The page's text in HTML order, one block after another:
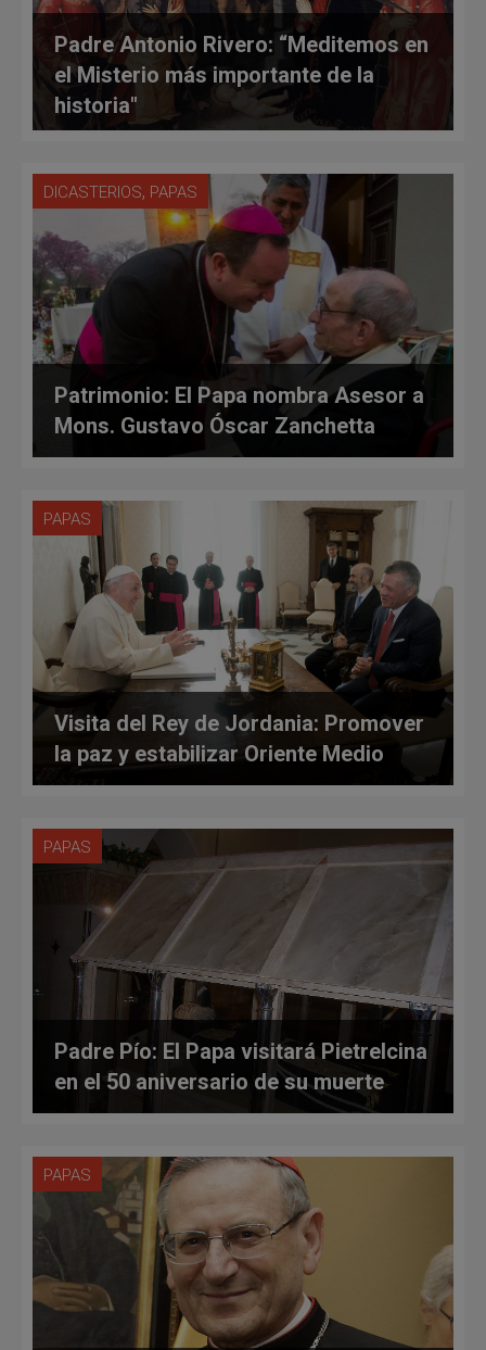
Padre Antonio Rivero: “Meditemos en
el Misterio más importante de la
historia"
DICASTERIOS, PAPAS
Patrimonio: El Papa nombra Asesor a
Mons. Gustavo Óscar Zanchetta
PAPAS
Visita del Rey de Jordania: Promover
la paz y estabilizar Oriente Medio
PAPAS
Padre Pío: El Papa visitará Pietrelcina
en el 50 aniversario de su muerte
PAPAS